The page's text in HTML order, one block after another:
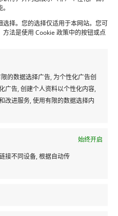
择。您的选择仅适用于本网站。您可
法是使用 Cookie 政策中的按钮或点
的数据选择广告, 为个性化广告创
广告, 创建个人资料以个性化内容,
改进服务, 使用有限的数据选择内
始终开启
接不同设备, 根据自动传
布瀑布
亚克村。
更多